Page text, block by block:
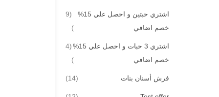
اشتري حبتين و احصل علي 15%
خصم اضافي
9
قطع
اشتري 3 حبات و احصل علي 15%
خصم اضافي
4
قطع
فرش أسنان بنات 14قطع